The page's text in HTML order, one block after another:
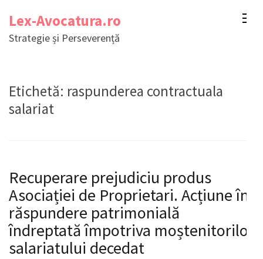
conținut
Lex-Avocatura.ro
Strategie și Perseverență
Etichetă: raspunderea contractuala
salariat
Recuperare prejudiciu produs
Asociației de Proprietari. Acțiune în
răspundere patrimonială
îndreptată împotriva moștenitorilor
salariatului decedat